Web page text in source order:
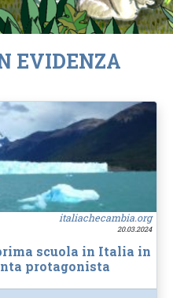
EVIDENZA
italiachecambia.org
20.03.2024
scuola in Italia in
protagonista